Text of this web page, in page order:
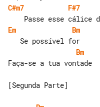
C#m7
F#7
Em
Bm
Bm
Faça-se a tua vontade
[Segunda Parte]